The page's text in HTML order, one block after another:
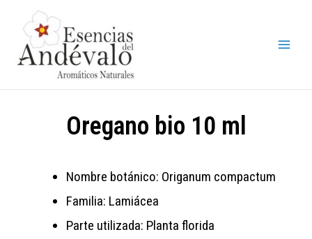
Oregano bio 10 ml
Nombre botánico: Origanum compactum
Familia: Lamiácea
Parte utilizada: Planta florida